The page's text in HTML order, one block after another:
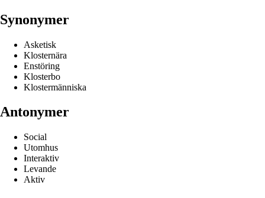
Synonymer
Asketisk
Klosternära
Enstöring
Klosterbo
Klostermänniska
Antonymer
Social
Utomhus
Interaktiv
Levande
Aktiv